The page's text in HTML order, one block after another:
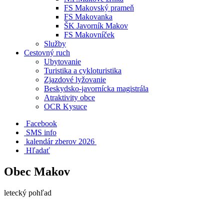
FS Makovský prameň
FS Makovanka
ŠK Javorník Makov
FS Makovníček
Služby
Cestovný ruch
Ubytovanie
Turistika a cykloturistika
Zjazdové lyžovanie
Beskydsko-javornícka magistrála
Atraktivity obce
OCR Kysuce
Facebook
SMS info
​ kalendár zberov 2026
Hľadať
Obec Makov
letecký pohľad